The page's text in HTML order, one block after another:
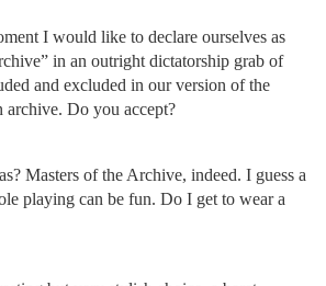
I would like to declare ourselves as
in an outright dictatorship grab of
and excluded in our version of the
archive. Do you accept?
Masters of the Archive, indeed. I guess a
playing can be fun. Do I get to wear a